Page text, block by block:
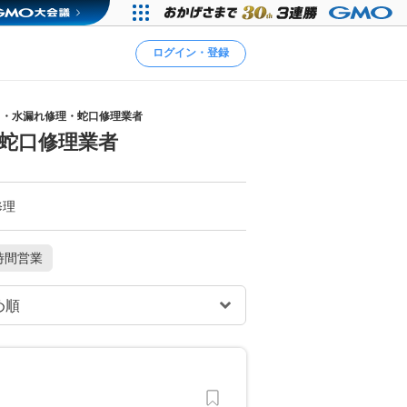
ログイン・登録
水漏れ修理・蛇口修理業者
口修理業者
間営業